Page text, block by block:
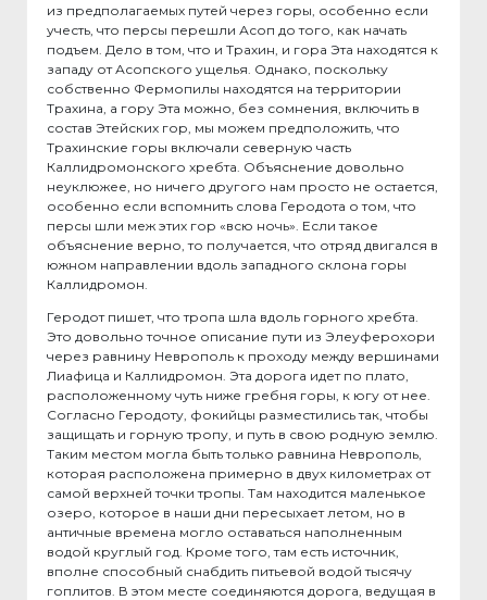
из предполагаемых путей через горы, особенно если
учесть, что персы перешли Асоп до того, как начать
подъем. Дело в том, что и Трахин, и гора Эта находятся к
западу от Асопского ущелья. Однако, поскольку
собственно Фермопилы находятся на территории
Трахина, а гору Эта можно, без сомнения, включить в
состав Этейских гор, мы можем предположить, что
Трахинские горы включали северную часть
Каллидромонского хребта. Объяснение довольно
неуклюжее, но ничего другого нам просто не остается,
особенно если вспомнить слова Геродота о том, что
персы шли меж этих гор «всю ночь». Если такое
объяснение верно, то получается, что отряд двигался в
южном направлении вдоль западного склона горы
Каллидромон.
Геродот пишет, что тропа шла вдоль горного хребта.
Это довольно точное описание пути из Элеуферохори
через равнину Неврополь к проходу между вершинами
Лиафица и Каллидромон. Эта дорога идет по плато,
расположенному чуть ниже гребня горы, к югу от нее.
Согласно Геродоту, фокийцы разместились так, чтобы
защищать и горную тропу, и путь в свою родную землю.
Таким местом могла быть только равнина Неврополь,
которая расположена примерно в двух километрах от
самой верхней точки тропы. Там находится маленькое
озеро, которое в наши дни пересыхает летом, но в
античные времена могло оставаться наполненным
водой круглый год. Кроме того, там есть источник,
вполне способный снабдить питьевой водой тысячу
гоплитов. В этом месте соединяются дорога, ведущая в